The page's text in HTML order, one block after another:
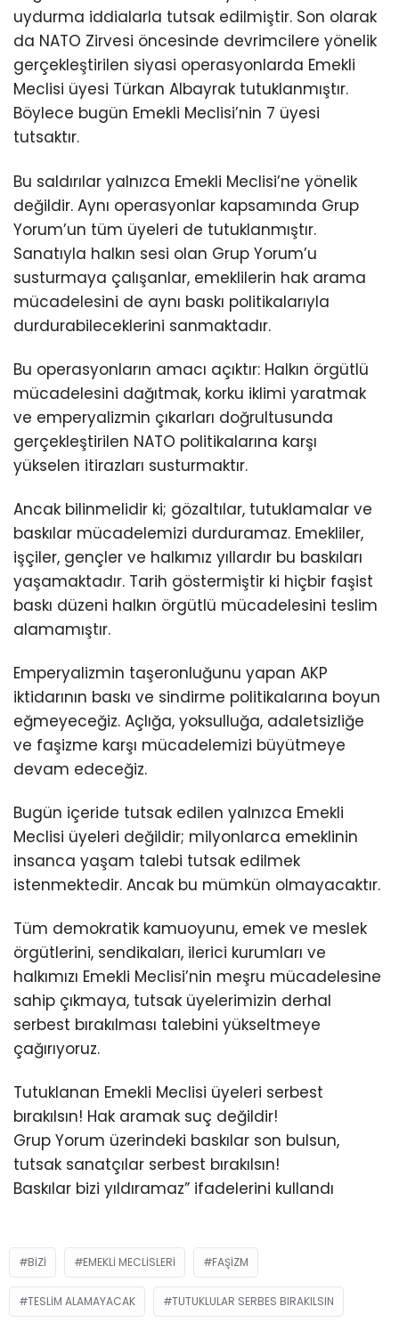
uydurma iddialarla tutsak edilmiştir. Son olarak
da NATO Zirvesi öncesinde devrimcilere yönelik
gerçekleştirilen siyasi operasyonlarda Emekli
Meclisi üyesi Türkan Albayrak tutuklanmıştır.
Böylece bugün Emekli Meclisi’nin 7 üyesi
tutsaktır.
Bu saldırılar yalnızca Emekli Meclisi’ne yönelik
değildir. Aynı operasyonlar kapsamında Grup
Yorum’un tüm üyeleri de tutuklanmıştır.
Sanatıyla halkın sesi olan Grup Yorum’u
susturmaya çalışanlar, emeklilerin hak arama
mücadelesini de aynı baskı politikalarıyla
durdurabileceklerini sanmaktadır.
Bu operasyonların amacı açıktır: Halkın örgütlü
mücadelesini dağıtmak, korku iklimi yaratmak
ve emperyalizmin çıkarları doğrultusunda
gerçekleştirilen NATO politikalarına karşı
yükselen itirazları susturmaktır.
Ancak bilinmelidir ki; gözaltılar, tutuklamalar ve
baskılar mücadelemizi durduramaz. Emekliler,
işçiler, gençler ve halkımız yıllardır bu baskıları
yaşamaktadır. Tarih göstermiştir ki hiçbir faşist
baskı düzeni halkın örgütlü mücadelesini teslim
alamamıştır.
Emperyalizmin taşeronluğunu yapan AKP
iktidarının baskı ve sindirme politikalarına boyun
eğmeyeceğiz. Açlığa, yoksulluğa, adaletsizliğe
ve faşizme karşı mücadelemizi büyütmeye
devam edeceğiz.
Bugün içeride tutsak edilen yalnızca Emekli
Meclisi üyeleri değildir; milyonlarca emeklinin
insanca yaşam talebi tutsak edilmek
istenmektedir. Ancak bu mümkün olmayacaktır.
Tüm demokratik kamuoyunu, emek ve meslek
örgütlerini, sendikaları, ilerici kurumları ve
halkımızı Emekli Meclisi’nin meşru mücadelesine
sahip çıkmaya, tutsak üyelerimizin derhal
serbest bırakılması talebini yükseltmeye
çağırıyoruz.
Tutuklanan Emekli Meclisi üyeleri serbest
bırakılsın! Hak aramak suç değildir!
Grup Yorum üzerindeki baskılar son bulsun,
tutsak sanatçılar serbest bırakılsın!
Baskılar bizi yıldıramaz” ifadelerini kullandı
BIZI EMEKLI MECLISLERI FAŞIZM
TESLIM ALAMAYACAK TUTUKLULAR SERBES BIRAKILSIN